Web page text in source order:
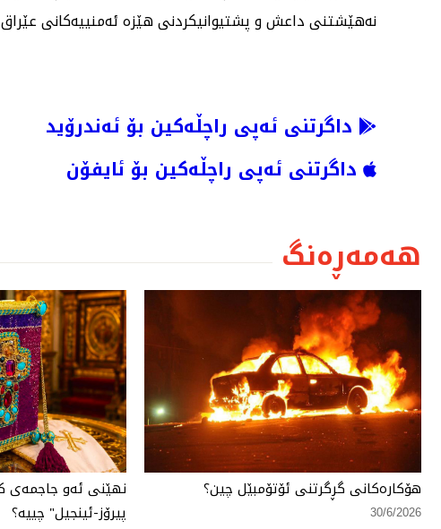
نەهێشتنی داعش‌ و پشتیوانیکردنی هێزە ئەمنییەکانی
داگرتنی ئەپی راچڵەکین بۆ ئەندرۆید
داگرتنی ئەپی راچڵەکین بۆ ئایفۆن
هەمەڕەنگ
هۆكارەكانی گڕگرتنی ئۆتۆمبێل چین؟
30/6/2026
نهێنی ئەو جاجمەی
پیرۆز-ئینجیل" چییە؟